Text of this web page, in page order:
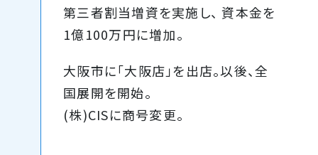
第三者割当増資を実施し、 資本金を
1億100万円に増加。
大阪市に「大阪店」を出店。以後、全
国展開を開始。
(株)CISに商号変更。